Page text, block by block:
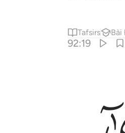
Tafsirs Bài
92:19